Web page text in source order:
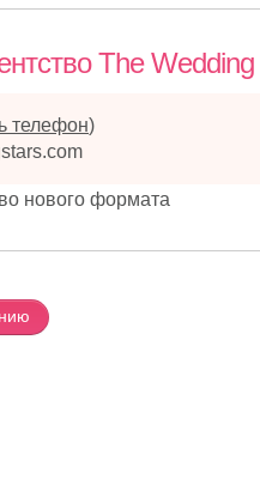
The
телефон)
нового формата